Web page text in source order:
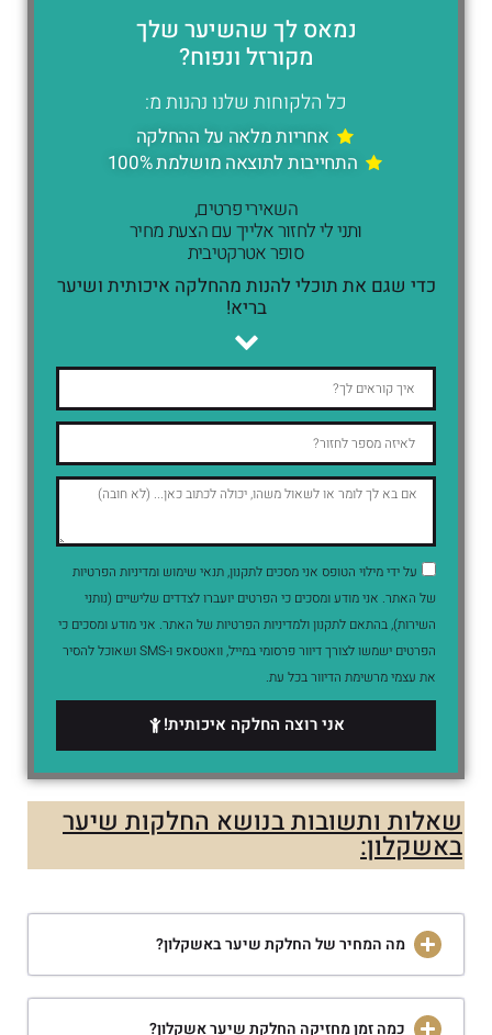
נמאס לך שהשיער שלך
מקורזל ונפוח?
כל הלקוחות שלנו נהנות מ:
אחריות מלאה על ההחלקה
התחייבות לתוצאה מושלמת 100%
השאירי פרטים,
ותני לי לחזור אלייך עם הצעת מחיר
סופר אטרקטיבית
כדי שגם את תוכלי להנות מהחלקה איכותית ושיער
בריא!
על ידי מילוי הטופס אני מסכים לתקנון, תנאי שימוש ומדיניות הפרטיות
של האתר. אני מודע ומסכים כי הפרטים יועברו לצדדים שלישיים (נותני
השירות), בהתאם לתקנון ולמדיניות הפרטיות של האתר. אני מודע ומסכים כי
הפרטים ישמשו לצורך דיוור פרסומי במייל, וואטסאפ ו-SMS ושאוכל להסיר
את עצמי מרשימת הדיוור בכל עת.
אני רוצה החלקה איכותית!
שאלות ותשובות בנושא החלקות שיער
באשקלון:
מה המחיר של החלקת שיער באשקלון?
כמה זמן מחזיקה החלקת שיער אשקלון?